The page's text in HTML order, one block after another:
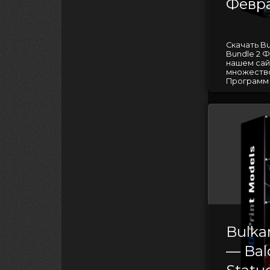
Скачать
Bundle 2
нашем
Программ
—